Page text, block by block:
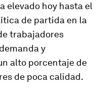
elevado hoy hasta el
de partida en la
trabajadores
y
alto porcentaje de
de poca calidad.